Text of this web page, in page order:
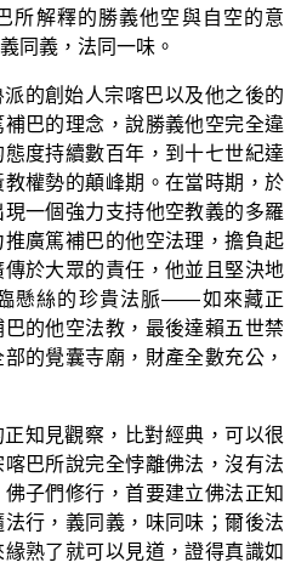
所解釋的勝義他空與自空的意
同義，法同一味。
的創始人宗喀巴以及他之後的
巴的理念，說勝義他空完全違
度持續數百年，到十七世紀達
權勢的顛峰期。在當時期，於
一個強力支持他空教義的多羅
廣篤補巴的他空法理，擔負起
於大眾的責任，他並且堅決地
懸絲的珍貴法脈——如來藏正
的他空法教，最後達賴五世禁
的覺囊寺廟，財產全數充公，
知見觀察，比對經典，可以很
巴所說完全悖離佛法，沒有法
子們修行，首要建立佛法正知
行，義同義，味同味；爾後法
熟了就可以見道，證得真識如